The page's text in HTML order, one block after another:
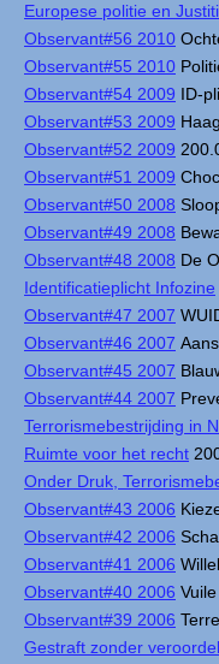
Europese politie en
Observant#56 2010
Observant#55 2010
Observant#54 2009 ID-
Observant#53 2009
Observant#52 2009
Observant#51 2009
Observant#50 2008
Observant#49 2008
Observant#48 2008 De
Identificatieplicht Infozine
Observant#47 2007
Observant#46 2007
Observant#45 2007
Observant#44 2007
Terrorismebestrijding in
Ruimte voor het recht
Onder Druk,
Observant#43 2006
Observant#42 2006
Observant#41 2006
Observant#40 2006
Observant#39 2006
Gestraft zonder